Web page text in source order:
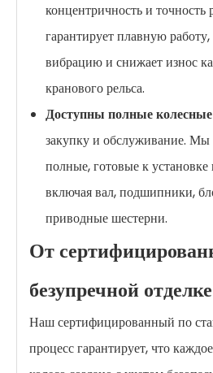
концентричность и точность
гарантирует плавную
вибрацию и снижает износ
кранового рельса.
Доступны полные колесные
закупку и обслуживание.
полные, готовые к
включая вал, подшипники,
приводные шестерни.
От
безупречной отделке
Наш сертифицированный по
процесс гарантирует, что